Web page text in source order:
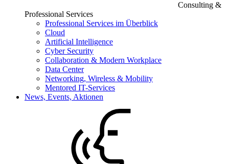
Consulting &
Professional Services
Professional Services im Überblick
Cloud
Artificial Intelligence
Cyber Security
Collaboration & Modern Workplace
Data Center
Networking, Wireless & Mobility
Mentored IT-Services
News, Events, Aktionen